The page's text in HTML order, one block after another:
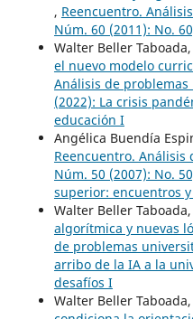
, Reencuentro.
Núm. 60 (2011): No.
Walter Beller Taboada,
el nuevo modelo
Análisis de
(2022): La crisis
educación I
Angélica Buendía
Reencuentro.
Núm. 50 (2007): No.
superior: encuentros
Walter Beller Taboada,
algorítmica y nuevas
de problemas
arribo de la IA a la
desafíos I
Walter Beller Taboada,